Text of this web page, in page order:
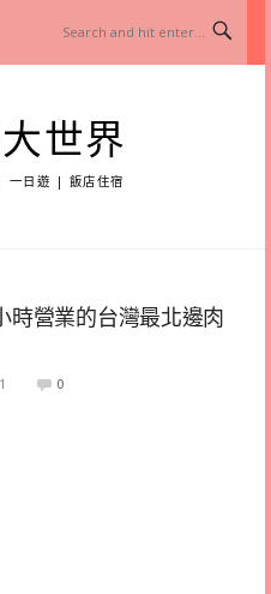
世界
一日遊 | 飯店住宿
時營業的台灣最北邊肉
0